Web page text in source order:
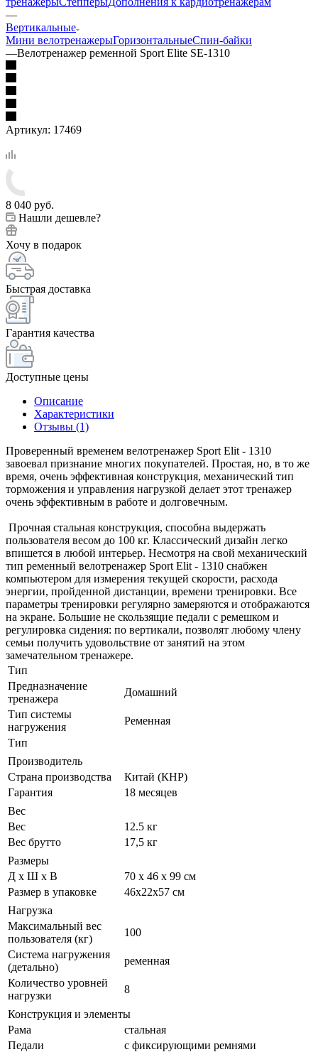
—
Вертикальные
Мини велотренажерыГоризонтальныеСпин-байки
—Велотренажер ременной Sport Elite SE-1310
Артикул: 17469
8 040 руб.
Нашли дешевле?
Хочу в подарок
Быстрая доставка
Гарантия качества
Доступные цены
Описание
Характеристики
Отзывы (1)
Проверенный временем велотренажер Sport Elit - 1310
завоевал признание многих покупателей. Простая, но, в то же
время, очень эффективная конструкция, механический тип
торможения и управления нагрузкой делает этот тренажер
очень эффективным в работе и долговечным.
Прочная стальная конструкция, способна выдержать
пользователя весом до 100 кг. Классический дизайн легко
впишется в любой интерьер. Несмотря на свой механический
тип ременный велотренажер Sport Elit - 1310 снабжен
компьютером для измерения текущей скорости, расхода
энергии, пройденной дистанции, времени тренировки. Все
параметры тренировки регулярно замеряются и отображаются
на экране. Большие не скользящие педали с ремешком и
регулировка сидения: по вертикали, позволят любому члену
семьи получить удовольствие от занятий на этом
замечательном тренажере.
Тип
Предназначение
тренажера
Домашний
Тип системы
нагружения
Ременная
Тип
Производитель
Страна производства
Китай (КНР)
Гарантия
18 месяцев
Вес
Вес
12.5 кг
Вес брутто
17,5 кг
Размеры
Д х Ш х В
70 х 46 х 99 см
Размер в упаковке
46х22х57 см
Нагрузка
Максимальный вес
пользователя (кг)
100
Система нагружения
(детально)
ременная
Количество уровней
нагрузки
8
Конструкция и элементы
Рама
стальная
Педали
с фиксирующими ремнями